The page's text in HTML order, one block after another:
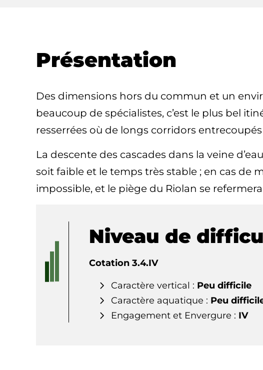
Présentation
Des dimensions hors du commun et un
beaucoup de spécialistes, c’est le plus bel
resserrées où de longs corridors
La descente des cascades dans la veine
soit faible et le temps très stable ; en cas de
impossible, et le piège du Riolan se
Niveau de
Cotation 3.4.IV
Caractère vertical : Peu difficile
Caractère aquatique : Peu
Engagement et Envergure : IV